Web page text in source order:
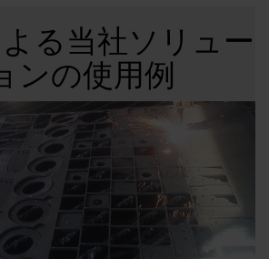
る当社ソリュー
ンの使用例